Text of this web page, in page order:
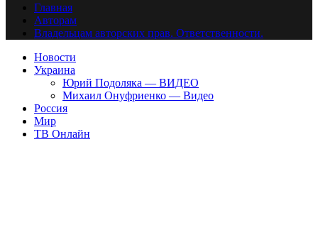
Главная
Авторам
Владельцам авторских прав. Ответственности.
Новости
Украина
Юрий Подоляка — ВИДЕО
Михаил Онуфриенко — Видео
Россия
Мир
ТВ Онлайн